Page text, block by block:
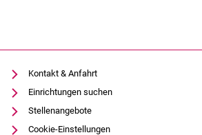
Kontakt & Anfahrt
Einrichtungen suchen
Stellenangebote
Cookie-Einstellungen